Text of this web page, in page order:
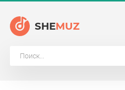
SHEMUZ